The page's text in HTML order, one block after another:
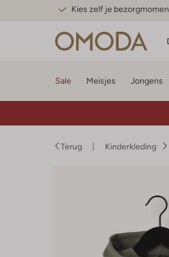
Kies zelf je
Sale Meisjes Jongens
Terug Kinderkleding